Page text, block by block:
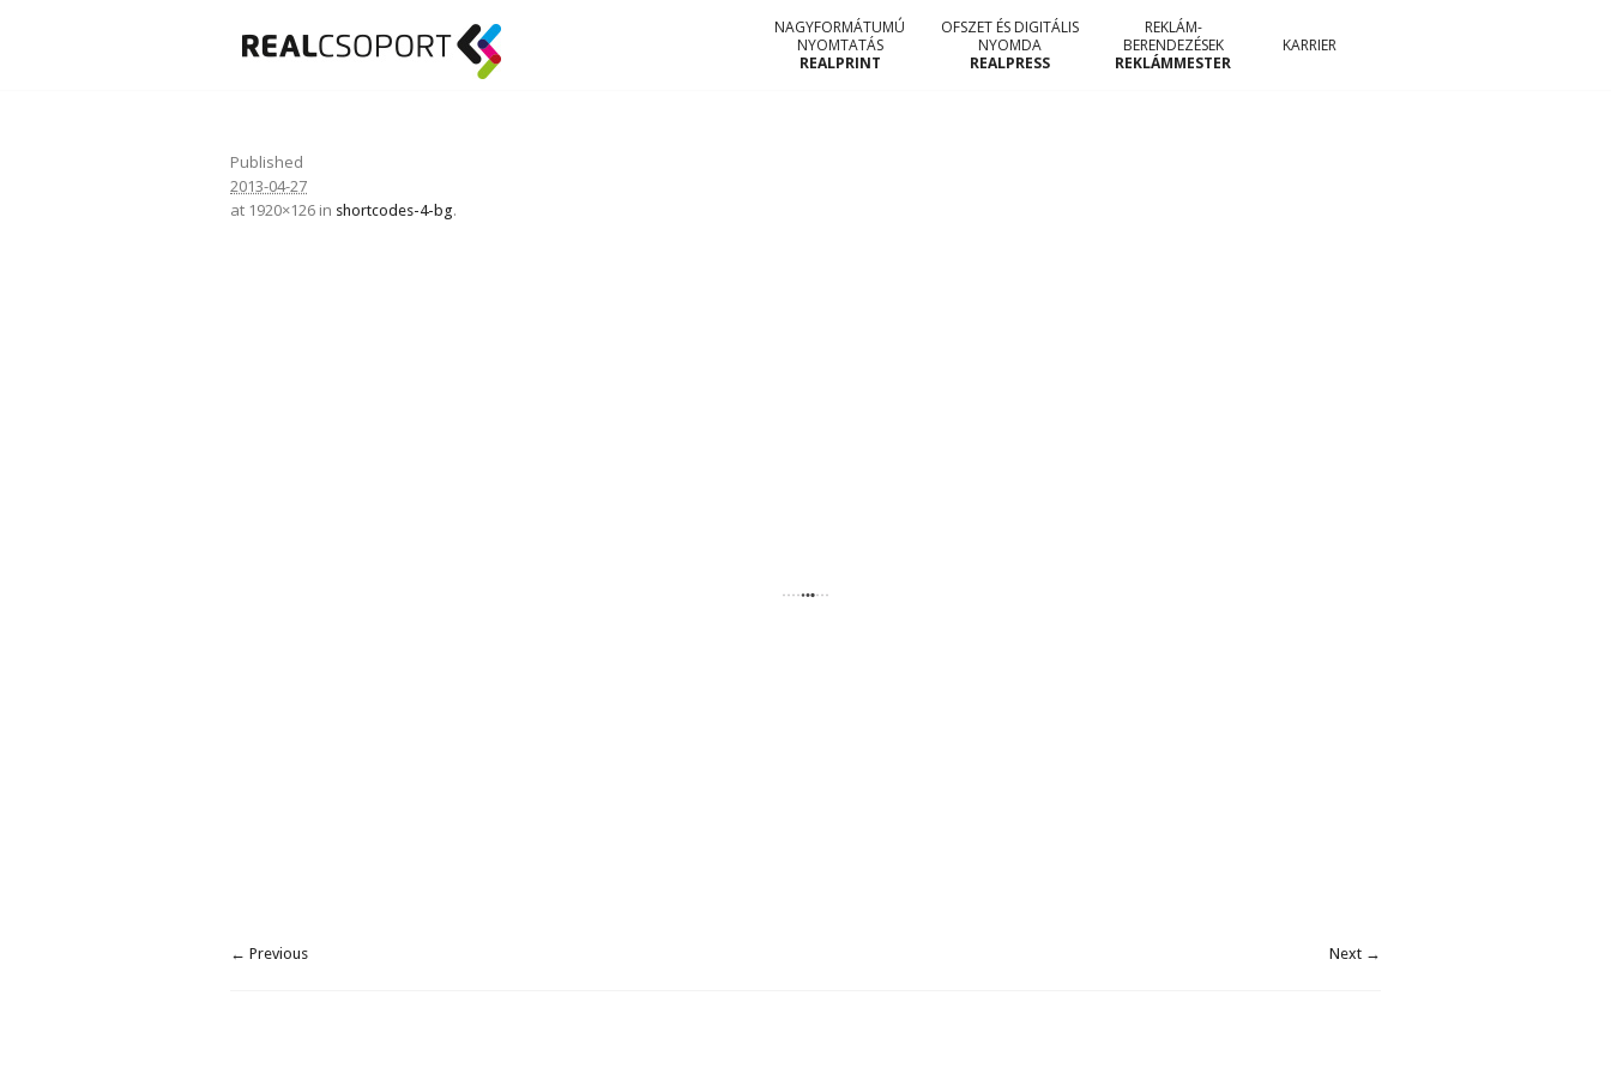
NAGYFORMÁTUMÚ
NYOMTATÁS
REALPRINT
OFSZET ÉS DIGITÁLIS
NYOMDA
REALPRESS
REKLÁM-
BERENDEZÉSEK
REKLÁMMESTER
KARRIER
Published
2013-04-27
at 1920×126 in shortcodes-4-bg.
← Previous Next →